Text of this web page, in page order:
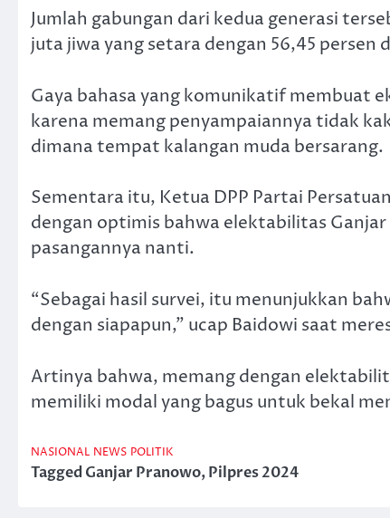
Jumlah gabungan dari kedua generasi
juta jiwa yang setara dengan 56,45
Gaya bahasa yang komunikatif membuat
karena memang penyampaiannya tidak
dimana tempat kalangan muda bersarang.
Sementara itu, Ketua DPP Partai
dengan optimis bahwa elektabilitas
pasangannya nanti.
“Sebagai hasil survei, itu menunjukkan
dengan siapapun,” ucap Baidowi saat
Artinya bahwa, memang dengan
memiliki modal yang bagus untuk bekal
NASIONAL NEWS POLITIK
TaggedGanjar Pranowo,Pilpres 2024